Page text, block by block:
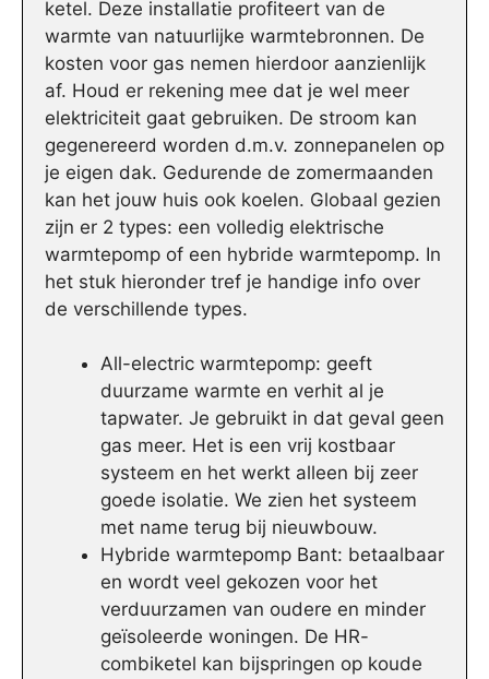
ketel. Deze installatie profiteert van de
warmte van natuurlijke warmtebronnen. De
kosten voor gas nemen hierdoor aanzienlijk
af. Houd er rekening mee dat je wel meer
elektriciteit gaat gebruiken. De stroom kan
gegenereerd worden d.m.v. zonnepanelen op
je eigen dak. Gedurende de zomermaanden
kan het jouw huis ook koelen. Globaal gezien
zijn er 2 types: een volledig elektrische
warmtepomp of een hybride warmtepomp. In
het stuk hieronder tref je handige info over
de verschillende types.
All-electric warmtepomp: geeft
duurzame warmte en verhit al je
tapwater. Je gebruikt in dat geval geen
gas meer. Het is een vrij kostbaar
systeem en het werkt alleen bij zeer
goede isolatie. We zien het systeem
met name terug bij nieuwbouw.
Hybride warmtepomp Bant: betaalbaar
en wordt veel gekozen voor het
verduurzamen van oudere en minder
geïsoleerde woningen. De HR-
combiketel kan bijspringen op koude